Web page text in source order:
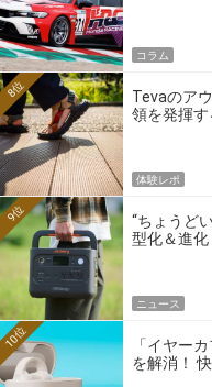
コラム
Tevaのア
領を発揮す
8位
体験レポ
“ちょうど
型化＆進
9位
ニュース
「イヤー
を解消！
10位